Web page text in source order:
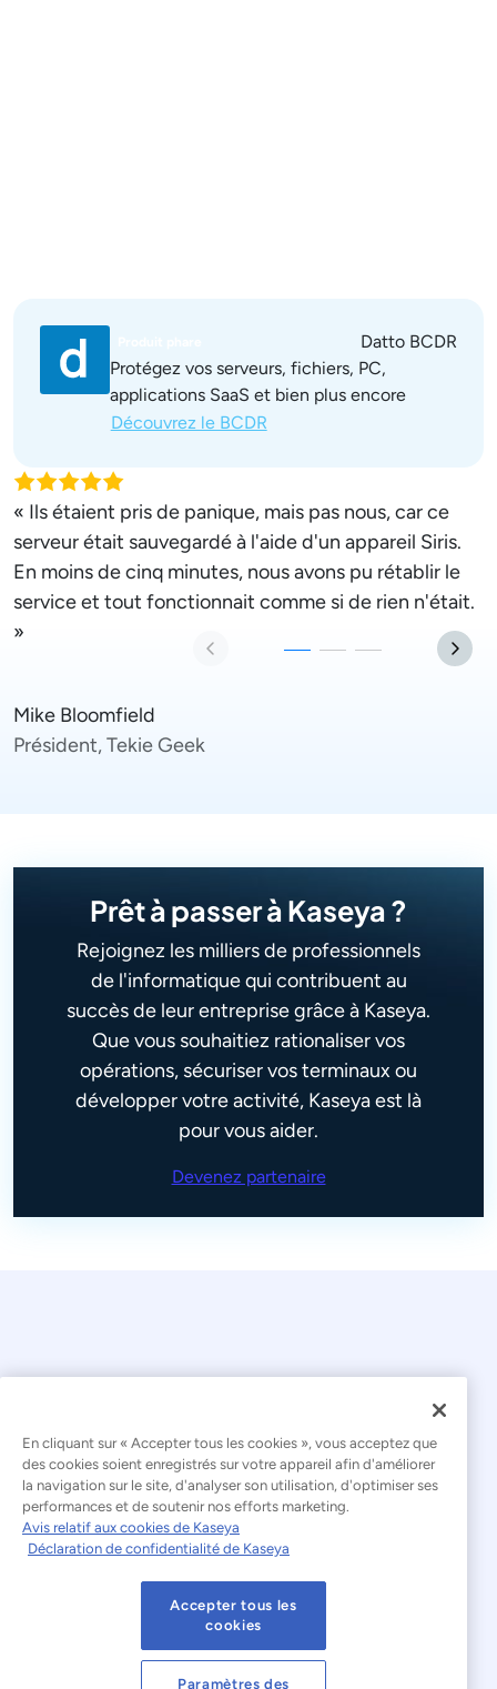
Datto BCDR
Protégez vos serveurs, fichiers, PC,
applications SaaS et bien plus encore
Découvrez le BCDR
« Ils étaient pris de panique, mais pas nous, car ce
serveur était sauvegardé à l'aide d'un appareil Siris.
En moins de cinq minutes, nous avons pu rétablir le
service et tout fonctionnait comme si de rien n'était.
»
Mike Bloomfield
Président, Tekie Geek
Prêt à passer à Kaseya ?
Rejoignez les milliers de professionnels
de l'informatique qui contribuent au
succès de leur entreprise grâce à Kaseya.
Que vous souhaitiez rationaliser vos
opérations, sécuriser vos terminaux ou
développer votre activité, Kaseya est là
pour vous aider.
Devenez partenaire
© 2026 Kaseya. Tous droits réservés.
Français
Déclaration relative à l'esclavage moderne
Mentions légales
Conditions d'utilisation du site web
Déclaration de confidentialité
En cliquant sur « Accepter tous les cookies », vous acceptez que
des cookies soient enregistrés sur votre appareil afin d'améliorer
la navigation sur le site, d'analyser son utilisation, d'optimiser ses
performances et de soutenir nos efforts marketing.
Avis relatif aux cookies de Kaseya
Déclaration de confidentialité de Kaseya
Accepter tous les
cookies
Paramètres des